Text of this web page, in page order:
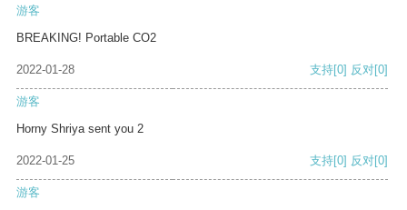
游客
BREAKING! Portable CO2
2022-01-28 支持[0] 反对[0]
游客
Horny Shriya sent you 2
2022-01-25 支持[0] 反对[0]
游客